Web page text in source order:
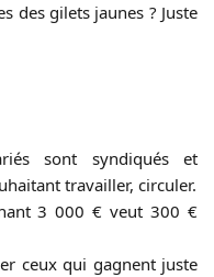
des gilets jaunes ? Juste
sont syndiqués et
travailler, circuler.
3 000 € veut 300 €
ceux qui gagnent juste